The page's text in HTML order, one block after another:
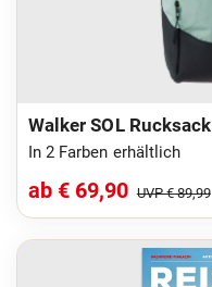
Walker SOL Rucksack
In 2 Farben erhältlich
ab € 69,90 UVP € 89,99